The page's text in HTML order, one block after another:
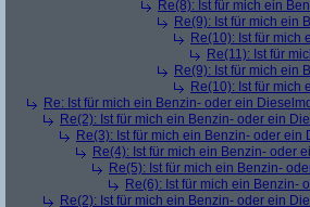
Re(8): Ist für mich ein
Re(9): Ist für mich ein
Re(10): Ist für mich
Re(11): Ist für
Re(9): Ist für mich ein
Re(10): Ist für mich
Re: Ist für mich ein Benzin- oder ein
Re(2): Ist für mich ein Benzin- oder ein
Re(3): Ist für mich ein Benzin- oder ein
Re(4): Ist für mich ein Benzin- oder
Re(5): Ist für mich ein Benzin-
Re(6): Ist für mich ein Benzin-
Re(2): Ist für mich ein Benzin- oder ein